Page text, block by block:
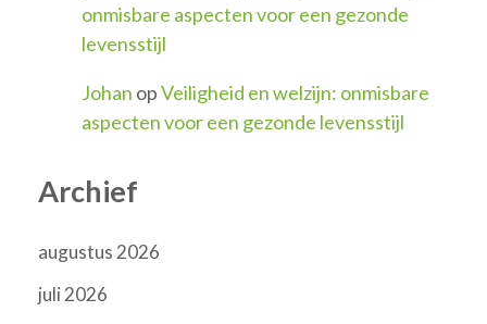
onmisbare aspecten voor een gezonde
levensstijl
Johan opVeiligheid en welzijn: onmisbare
aspecten voor een gezonde levensstijl
Archief
augustus 2026
juli 2026